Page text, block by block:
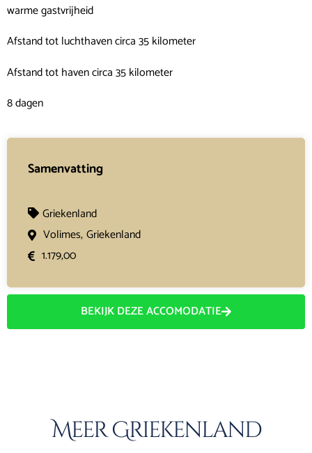
warme gastvrijheid
Afstand tot luchthaven circa 35 kilometer
Afstand tot haven circa 35 kilometer
8 dagen
Samenvatting
Griekenland
Volimes,Griekenland
1.179,00
BEKIJK DEZE ACCOMODATIE
Meer Griekenland